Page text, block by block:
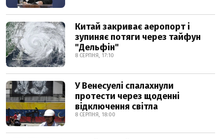
Китай закриває аеропорт і
зупиняє потяги через тайфун
"Дельфін"
8 СЕРПНЯ, 17:10
У Венесуелі спалахнули
протести через щоденні
відключення світла
8 СЕРПНЯ, 18:00